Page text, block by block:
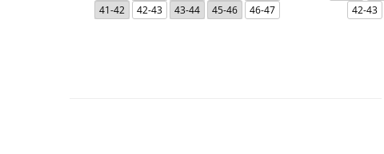
41-42
42-43 43-44 45-46 46-47
42-43